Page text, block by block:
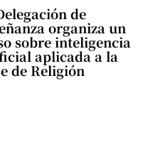
de
organiza un
sobre inteligencia
aplicada a la
de Religión